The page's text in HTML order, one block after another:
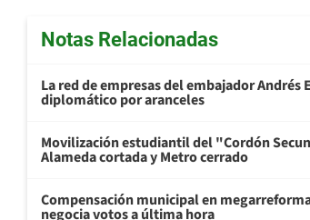
Notas Relacionadas
La red de empresas del embajador
diplomático por aranceles
Movilización estudiantil del "Cordón
Alameda cortada y Metro cerrado
Compensación municipal en
negocia votos a última hora